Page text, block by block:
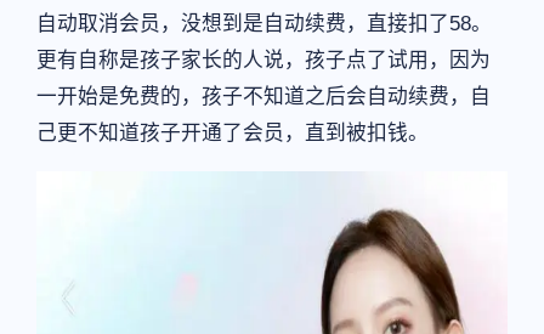
自动取消会员，没想到是自动续费，直接扣了58。
更有自称是孩子家长的人说，孩子点了试用，因为
一开始是免费的，孩子不知道之后会自动续费，自
己更不知道孩子开通了会员，直到被扣钱。